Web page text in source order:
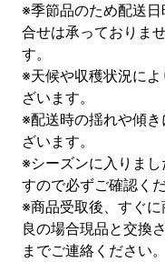
※季節品のため配送
合せは承っておりま
す。
※天候や収穫状況に
ざいます。
※配送時の揺れや傾
ざいます。
※シーズンに入りま
すので必ずご確認くだ
※商品受取後、すぐ
良の場合現品と交換
までご連絡ください